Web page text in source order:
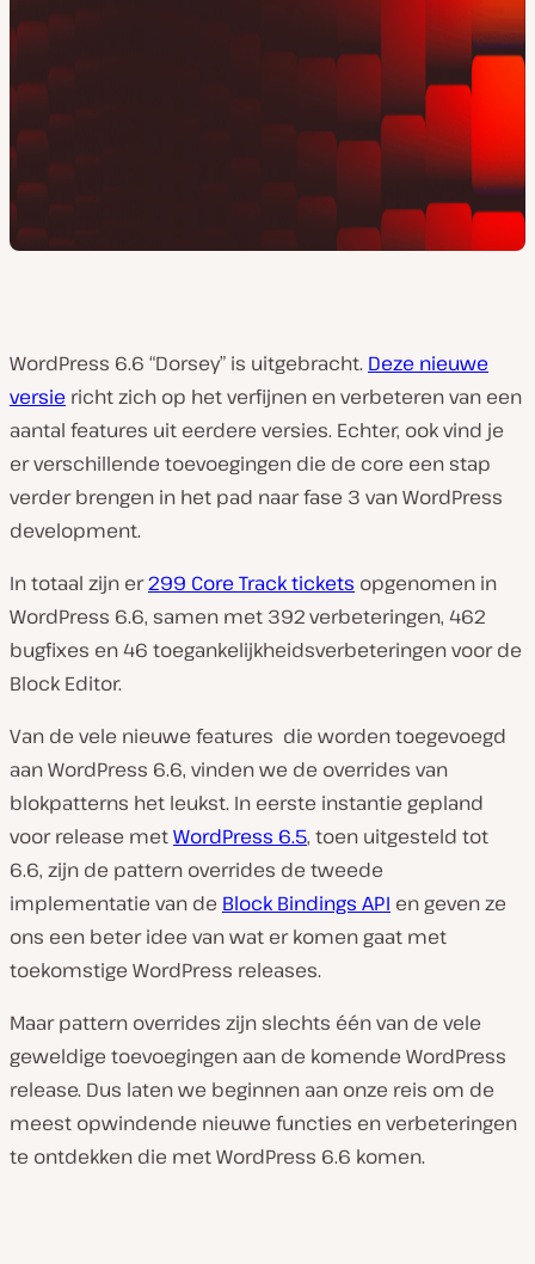
WordPress 6.6 “Dorsey” is uitgebracht. Deze nieuwe
versie richt zich op het verfijnen en verbeteren van een
aantal features uit eerdere versies. Echter, ook vind je
er verschillende toevoegingen die de core een stap
verder brengen in het pad naar fase 3 van WordPress
development.
In totaal zijn er299 Core Track tickets opgenomen in
WordPress 6.6, samen met 392 verbeteringen, 462
bugfixes en 46 toegankelijkheidsverbeteringen voor de
Block Editor.
Van de vele nieuwe features die worden toegevoegd
aan WordPress 6.6, vinden we de overrides van
blokpatterns het leukst. In eerste instantie gepland
voor release metWordPress 6.5, toen uitgesteld tot
6.6, zijn de pattern overrides de tweede
implementatie van de Block Bindings API en geven ze
ons een beter idee van wat er komen gaat met
toekomstige WordPress releases.
Maar pattern overrides zijn slechts één van de vele
geweldige toevoegingen aan de komende WordPress
release. Dus laten we beginnen aan onze reis om de
meest opwindende nieuwe functies en verbeteringen
te ontdekken die met WordPress 6.6 komen.